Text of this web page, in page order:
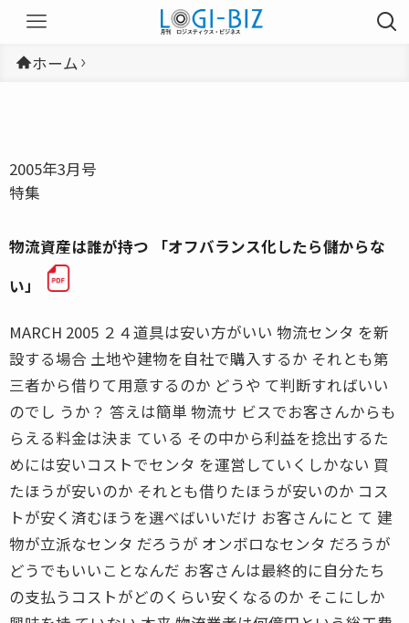
ホーム
2005年3月号
特集
物流資産は誰が持つ 「オフバランス化したら儲からな
い」
MARCH 2005 ２４道具は安い方がいい 物流センタ を新
設する場合 土地や建物を自社で購入するか それとも第
三者から借りて用意するのか どうや て判断すればいい
のでし うか？ 答えは簡単 物流サ ビスでお客さんからも
らえる料金は決ま ている その中から利益を捻出するた
めには安いコストでセンタ を運営していくしかない 買
たほうが安いのか それとも借りたほうが安いのか コス
トが安く済むほうを選べばいいだけ お客さんにと て 建
物が立派なセンタ だろうが オンボロなセンタ だろうが
どうでもいいことなんだ お客さんは最終的に自分たち
の支払うコストがどのくらい安くなるのか そこにしか